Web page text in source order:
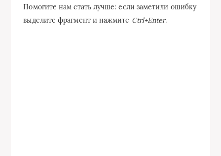
Помогите нам стать лучше: если заметили ошибку
выделите фрагмент и нажмите Ctrl+Enter.